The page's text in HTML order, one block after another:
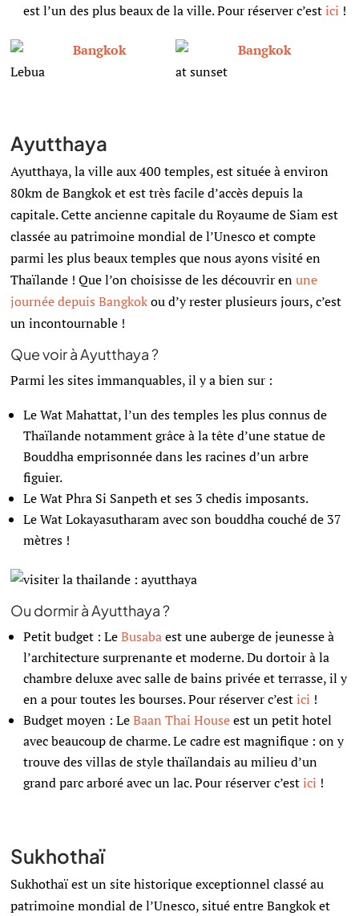
est l’un des plus beaux de la ville. Pour réserver c’estici !
Lebua at sunset
Ayutthaya
Ayutthaya, la ville aux 400 temples, est située à environ
80km de Bangkok et est très facile d’accès depuis la
capitale. Cette ancienne capitale du Royaume de Siam est
classée au patrimoine mondial de l’Unesco et compte
parmi les plus beaux temples que nous ayons visité en
Thaïlande ! Que l’on choisisse de les découvrir enune
journée depuis Bangkokou d’y rester plusieurs jours, c’est
un incontournable !
Que voir à Ayutthaya ?
Parmi les sites immanquables, il y a bien sur :
Le Wat Mahattat, l’un des temples les plus connus de
Thaïlande notamment grâce à la tête d’une statue de
Bouddha emprisonnée dans les racines d’un arbre
figuier.
Le Wat Phra Si Sanpeth et ses 3 chedis imposants.
Le Wat Lokayasutharam avec son bouddha couché de 37
mètres !
Ou dormir à Ayutthaya ?
Petit budget : LeBusabaest une auberge de jeunesse à
l’architecture surprenante et moderne. Du dortoir à la
chambre deluxe avec salle de bains privée et terrasse, il y
en a pour toutes les bourses.Pour réserver c’estici !
Budget moyen : LeBaan Thai Houseest un petit hotel
avec beaucoup de charme. Le cadre est magnifique : on y
trouve des villas de style thaïlandais au milieu d’un
grand parc arboré avec un lac.Pour réserver c’estici !
Sukhothaï
Sukhothaï est un site historique exceptionnel classé au
patrimoine mondial de l’Unesco, situé entre Bangkok et